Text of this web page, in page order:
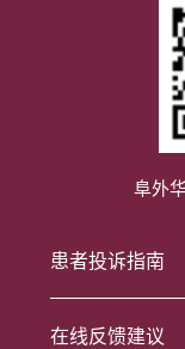
阜外
患者投诉指南
在线反馈建议